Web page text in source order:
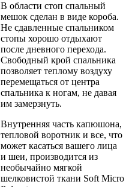
В области стоп спальный
мешок сделан в виде короба.
Не сдавленные спальником
стопы хорошо отдыхают
после дневного перехода.
Свободный крой спальника
позволяет теплому воздуху
перемещаться от центра
спальника к ногам, не давая
им замерзнуть.
Внутренняя часть капюшона,
тепловой воротник и все, что
может касаться вашего лица
и шеи, производится из
необычайно мягкой
шелковистой ткани Soft Micro